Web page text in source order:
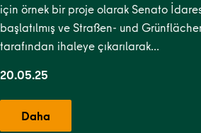
için örnek bir proje olarak Senato
başlatılmış ve Straßen- und
tarafından ihaleye çıkarılarak…
20.05.25
Daha